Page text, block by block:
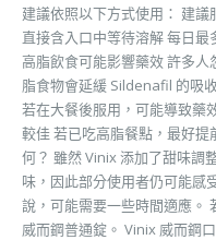
建議依照以下方式使用： 建議
直接含入口中等待溶解 每日
高脂飲食可能影響藥效 許多
脂食物會延緩 Sildenafil 的吸
若在大餐後服用，可能導致藥
較佳 若已吃高脂餐點，最好提
何？ 雖然 Vinix 添加了甜味調
味，因此部分使用者仍可能感
說，可能需要一些時間適應。
威而鋼普通錠。 Vinix 威而鋼